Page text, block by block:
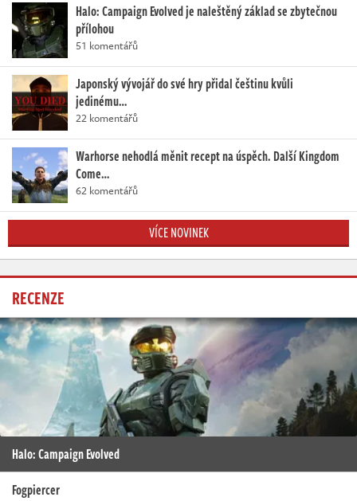
Halo: Campaign Evolved je naleštěný základ se zbytečnou
přílohou
51 komentářů
Japonský vývojář do své hry přidal češtinu kvůli
jedinému…
22 komentářů
Warhorse nehodlá měnit recept na úspěch. Další Kingdom
Come…
62 komentářů
VÍCE NOVINEK
RECENZE
Halo: Campaign Evolved
Fogpiercer